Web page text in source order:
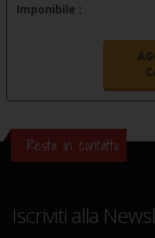
Imponibile :
Resta in contatto
Iscriviti alla